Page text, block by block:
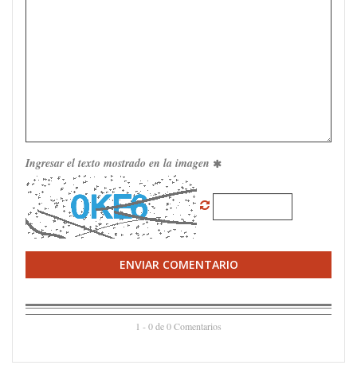
Ingresar el texto mostrado en la imagen
ENVIAR COMENTARIO
1 - 0 de 0 Comentarios